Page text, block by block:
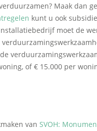
Maak dan
kunt u ook
moet de
of € 15.000 per
van SVOH: